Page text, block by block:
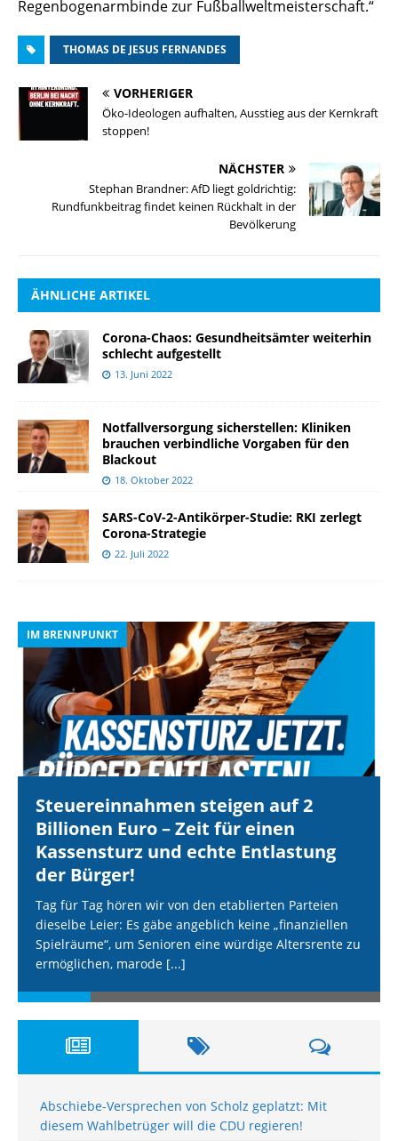
Regenbogenarmbinde zur Fußballweltmeisterschaft.“
THOMAS DE JESUS FERNANDES
VORHERIGER
Öko-Ideologen aufhalten, Ausstieg aus der Kernkraft
stoppen!
NÄCHSTER
Stephan Brandner: AfD liegt goldrichtig:
Rundfunkbeitrag findet keinen Rückhalt in der
Bevölkerung
ÄHNLICHE ARTIKEL
Corona-Chaos: Gesundheitsämter weiterhin
schlecht aufgestellt
13. Juni 2022
Notfallversorgung sicherstellen: Kliniken
brauchen verbindliche Vorgaben für den
Blackout
18. Oktober 2022
SARS-CoV-2-Antikörper-Studie: RKI zerlegt
Corona-Strategie
22. Juli 2022
IM BRENNPUNKT
Steuereinnahmen steigen auf 2
Billionen Euro – Zeit für einen
Kassensturz und echte Entlastung
der Bürger!
Tag für Tag hören wir von den etablierten Parteien
dieselbe Leier: Es gäbe angeblich keine „finanziellen
Spielräume“, um Senioren eine würdige Altersrente zu
ermöglichen, marode [...]
Abschiebe-Versprechen von Scholz geplatzt: Mit
diesem Wahlbetrüger will die CDU regieren!